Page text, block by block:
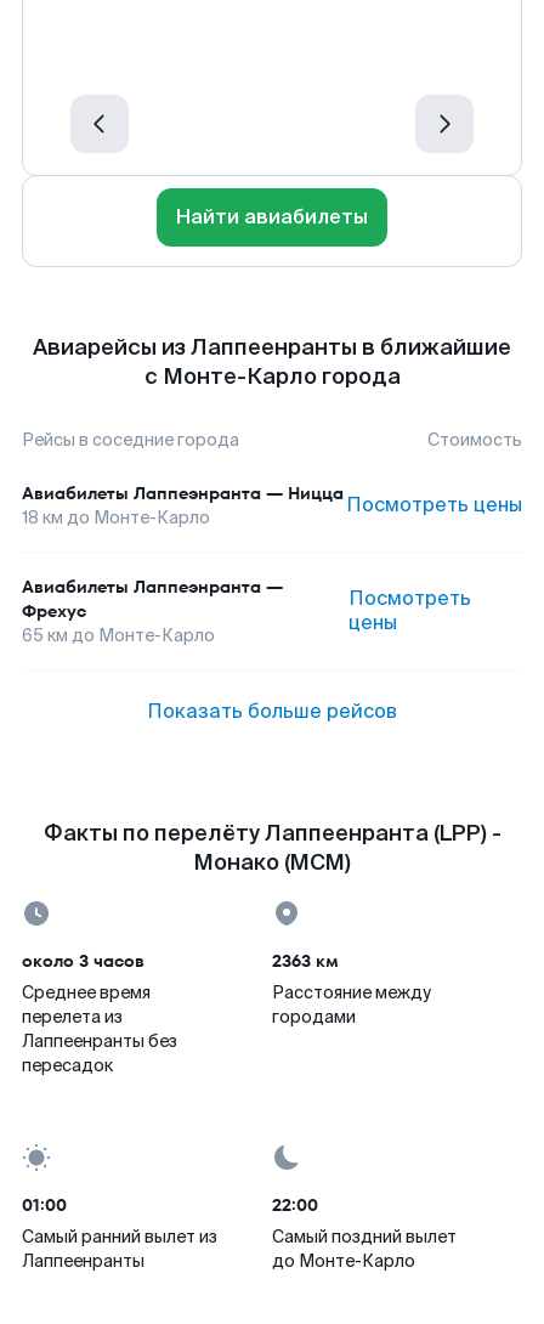
Найти авиабилеты
Авиарейсы из Лаппеенранты в ближайшие
с Монте-Карло города
Рейсы в соседние города Стоимость
Авиабилеты Лаппеэнранта — Ницца
18 км до Монте-Карло Посмотреть цены
Авиабилеты Лаппеэнранта —
Фрехус
65 км до Монте-Карло
Посмотреть
цены
Показать больше рейсов
Факты по перелёту Лаппеенранта (LPP) -
Монако (MCM)
около 3 часов
Среднее время
перелета из
Лаппеенранты без
пересадок
2363 км
Расстояние между
городами
01:00
Самый ранний вылет из
Лаппеенранты
22:00
Самый поздний вылет
до Монте-Карло